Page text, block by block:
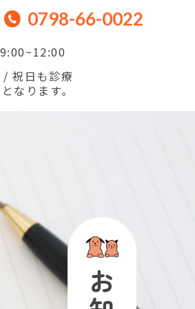
0798-66-0022
9:00~12:00
祝日も診療
なります。